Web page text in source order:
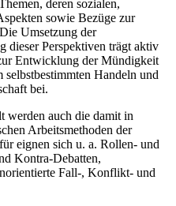
deren sozialen,
sowie Bezüge zur
Umsetzung der
dieser Perspektiven trägt aktiv
Entwicklung der Mündigkeit
Handeln und
bei.
werden auch die damit in
Arbeitsmethoden der
eignen sich u. a. Rollen- und
Kontra-Debatten,
Fall-, Konflikt- und